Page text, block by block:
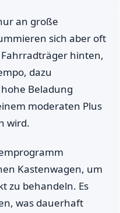
an große
sich aber oft
hinten,
dazu
Beladung
moderaten Plus
wird.
Kastenwagen, um
zu behandeln. Es
was dauerhaft